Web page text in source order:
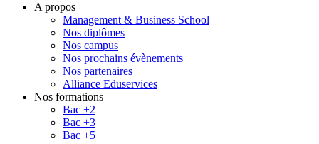
A propos
Management & Business School
Nos diplômes
Nos campus
Nos prochains évènements
Nos partenaires
Alliance Eduservices
Nos formations
Bac +2
Bac +3
Bac +5